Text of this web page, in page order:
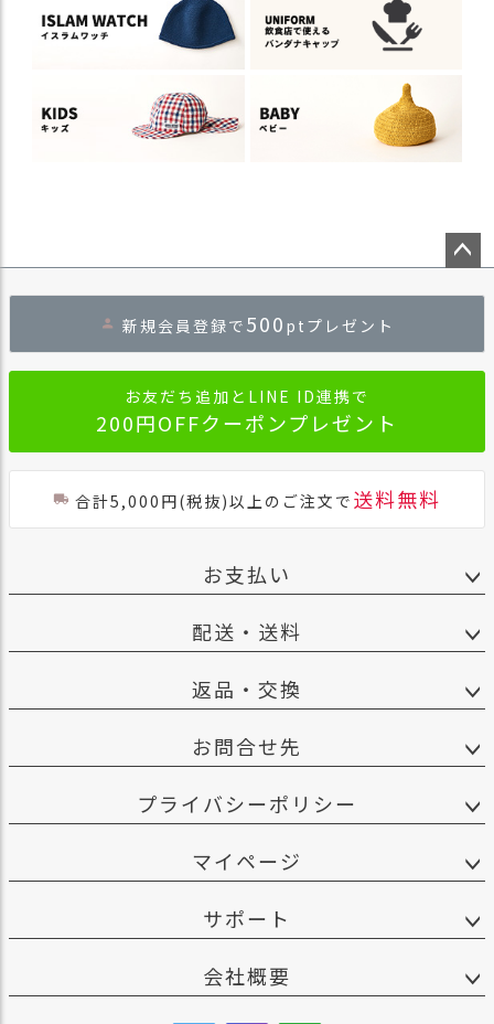
ジト
へ
新規会員登録で 500 ptプレゼント
お友だち追加とLINE ID連携で
200円OFFクーポンプレゼント
合計5,000円(税抜)以上のご注文で 送料無料
お支払い
配送・送料
返品・交換
お問合せ先
プライバシーポリシー
マイページ
サポート
会社概要